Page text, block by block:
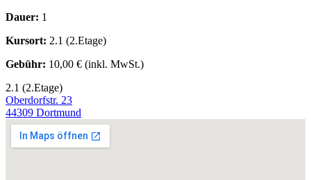
Dauer: 1
Kursort: 2.1 (2.Etage)
Gebühr: 10,00 € (inkl. MwSt.)
2.1 (2.Etage)
Oberdorfstr. 23
44309 Dortmund